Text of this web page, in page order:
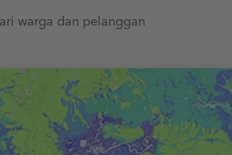
warga dan pelanggan